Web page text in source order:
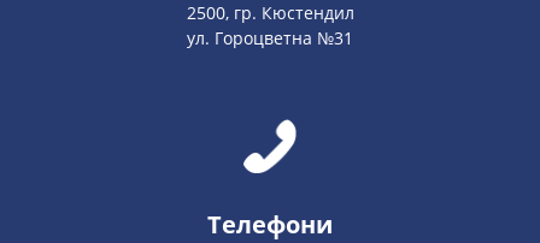
2500, гр. Кюстендил
ул. Гороцветна №31
Телефони